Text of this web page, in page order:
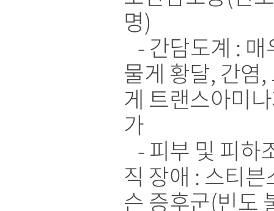
명)
- 간담도계 : 매
물게 황달, 간염,
게 트랜스아미
가
- 피부 및 피하
직 장애 : 스티
슨 증후군(빈도